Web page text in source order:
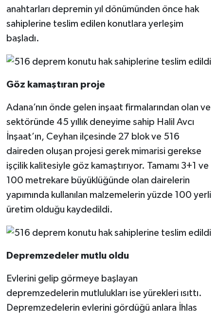
anahtarları depremin yıl dönümünden önce hak
sahiplerine teslim edilen konutlara yerleşim
başladı.
Göz kamaştıran proje
Adana’nın önde gelen inşaat firmalarından olan ve
sektöründe 45 yıllık deneyime sahip Halil Avcı
İnşaat’ın, Ceyhan ilçesinde 27 blok ve 516
daireden oluşan projesi gerek mimarisi gerekse
işçilik kalitesiyle göz kamaştırıyor. Tamamı 3+1 ve
100 metrekare büyüklüğünde olan dairelerin
yapımında kullanılan malzemelerin yüzde 100 yerli
üretim olduğu kaydedildi.
Depremzedeler mutlu oldu
Evlerini gelip görmeye başlayan
depremzedelerin mutlulukları ise yürekleri ısıttı.
Depremzedelerin evlerini gördüğü anlara İhlas